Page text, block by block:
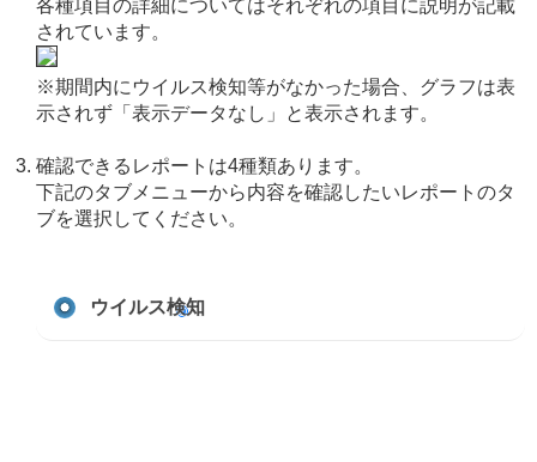
各種項目の詳細についてはそれぞれの項目に説明が記載
されています。
※期間内にウイルス検知等がなかった場合、グラフは表
示されず「表示データなし」と表示されます。
確認できるレポートは4種類あります。
下記のタブメニューから内容を確認したいレポートのタ
ブを選択してください。
ウイルス検知